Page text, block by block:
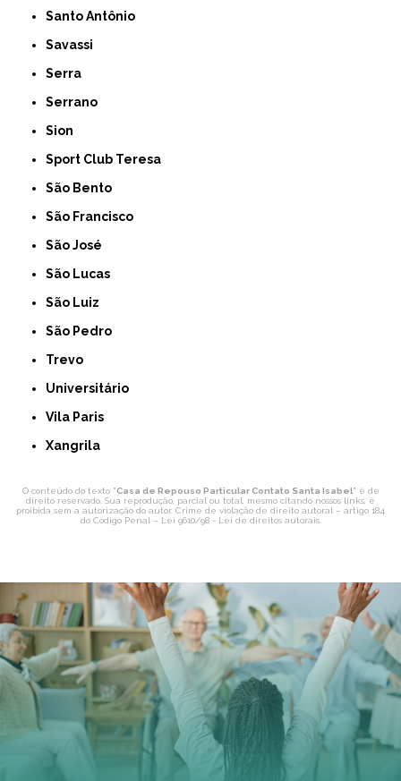
Santo Antônio
Savassi
Serra
Serrano
Sion
Sport Club Teresa
São Bento
São Francisco
São José
São Lucas
São Luiz
São Pedro
Trevo
Universitário
Vila Paris
Xangrila
O conteúdo do texto "Casa de Repouso Particular Contato Santa Isabel" é de
direito reservado. Sua reprodução, parcial ou total, mesmo citando nossos links, é
proibida sem a autorização do autor. Crime de violação de direito autoral – artigo 184
do Código Penal – Lei 9610/98 - Lei de direitos autorais.